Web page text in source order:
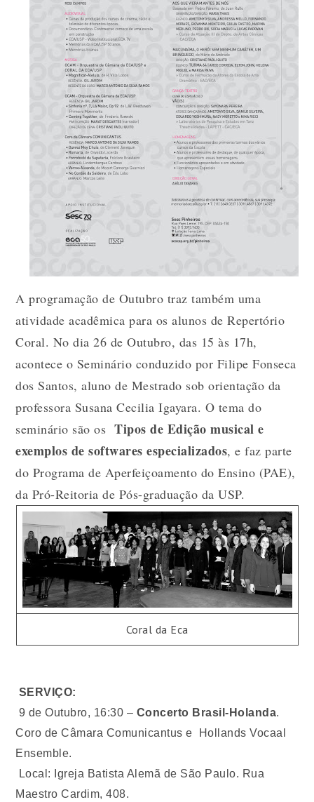
A programação de Outubro traz também uma
atividade acadêmica para os alunos de Repertório
Coral. No dia 26 de Outubro, das 15 às 17h,
acontece o Seminário conduzido por Filipe Fonseca
dos Santos, aluno de Mestrado sob orientação da
professora Susana Cecilia Igayara. O tema do
seminário são osTipos de Edição musical e
exemplos de softwares especializados, e faz parte
do Programa de Aperfeiçoamento do Ensino (PAE),
da Pró-Reitoria de Pós-graduação da USP.
Coral da Eca
SERVIÇO:
9 de Outubro, 16:30 – Concerto Brasil-Holanda.
Coro de Câmara Comunicantus e Hollands Vocaal
Ensemble.
Local: Igreja Batista Alemã de São Paulo. Rua
Maestro Cardim, 408.